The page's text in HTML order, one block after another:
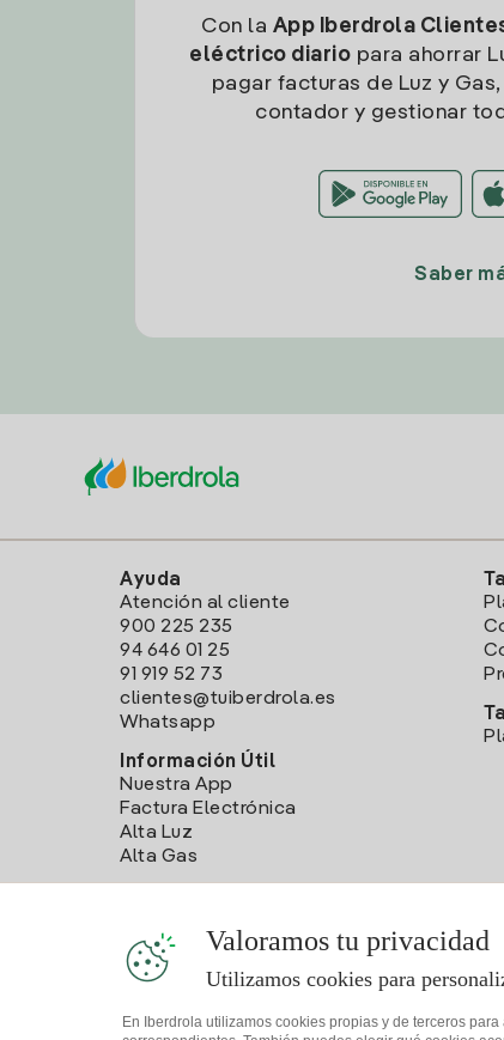
Con la App Iberdrola
eléctrico diario para ahorrar
pagar facturas de Luz y
contador y gestionar
Saber
Ayuda
Atención al cliente
900 225 235
94 646 01 25
91 919 52 73
clientes@tuiberdrola.es
Whatsapp
Información Útil
Nuestra App
Factura Electrónica
Alta Luz
Alta Gas
Valoramos tu privacidad
Utilizamos cookies para
En Iberdrola utilizamos cookies propias y de terceros